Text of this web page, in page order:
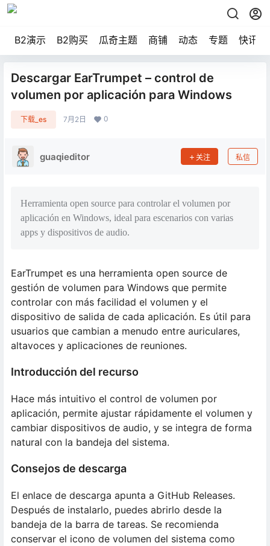
B2演示 B2购买 瓜奇主题 商铺 动态 专题 快讯
Descargar EarTrumpet – control de
volumen por aplicación para Windows
下载_es 7月2日 0
guaqieditor 关注 私信
Herramienta open source para controlar el volumen por
aplicación en Windows, ideal para escenarios con varias
apps y dispositivos de audio.
EarTrumpet es una herramienta open source de
gestión de volumen para Windows que permite
controlar con más facilidad el volumen y el
dispositivo de salida de cada aplicación. Es útil para
usuarios que cambian a menudo entre auriculares,
altavoces y aplicaciones de reuniones.
Introducción del recurso
Hace más intuitivo el control de volumen por
aplicación, permite ajustar rápidamente el volumen y
cambiar dispositivos de audio, y se integra de forma
natural con la bandeja del sistema.
Consejos de descarga
El enlace de descarga apunta a GitHub Releases.
Después de instalarlo, puedes abrirlo desde la
bandeja de la barra de tareas. Se recomienda
conservar el icono de volumen del sistema como